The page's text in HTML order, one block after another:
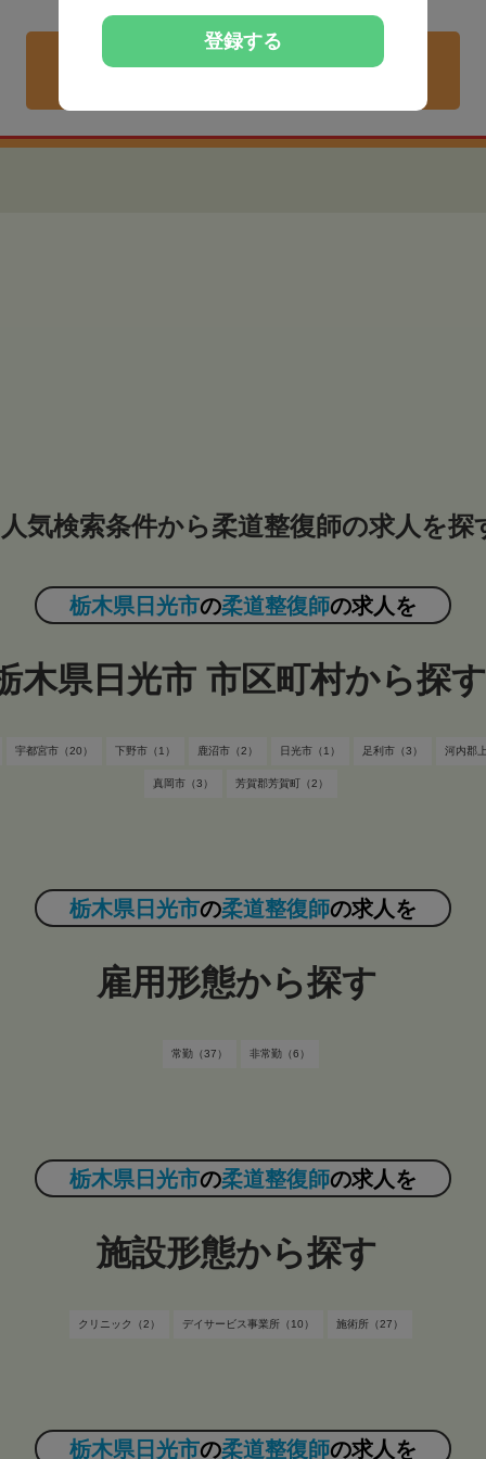
地域相場より給与高めの
非公開求人を紹介してもらう
人気検索条件から柔道整復師の求人を探
栃木県日光市の柔道整復師の求人を
木県日光市 市区町村から探す
宇都宮市（20） 下野市（1） 鹿沼市（2） 日光市（1） 足利市（3） 河内郡
真岡市（3） 芳賀郡芳賀町（2）
栃木県日光市の柔道整復師の求人を
雇用形態から探す
常勤（37） 非常勤（6）
栃木県日光市の柔道整復師の求人を
施設形態から探す
クリニック（2） デイサービス事業所（10） 施術所（27）
栃木県日光市の柔道整復師の求人を
登録する